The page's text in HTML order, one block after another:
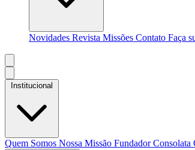
Novidades Revista Missões Contato Faça
Institucional
Quem Somos Nossa Missão FundadorConsolata